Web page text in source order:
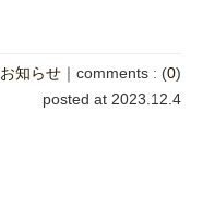
お知らせ ｜ comments : (0)
posted at 2023.12.4